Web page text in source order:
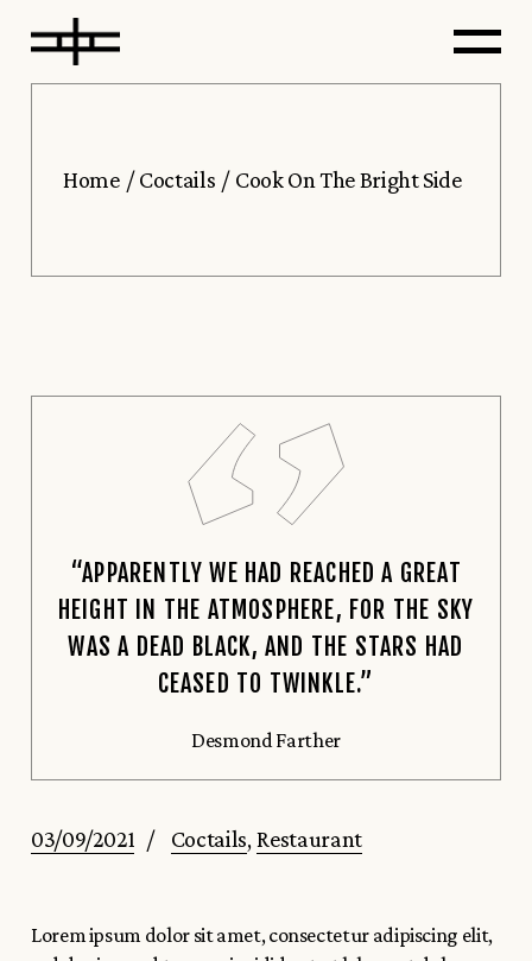
Home Coctails Cook On The Bright Side
“APPARENTLY WE HAD REACHED A GREAT
HEIGHT IN THE ATMOSPHERE, FOR THE SKY
WAS A DEAD BLACK, AND THE STARS HAD
CEASED TO TWINKLE.”
Desmond Farther
03/09/2021 Coctails Restaurant
Lorem ipsum dolor sit amet, consectetur adipiscing elit,